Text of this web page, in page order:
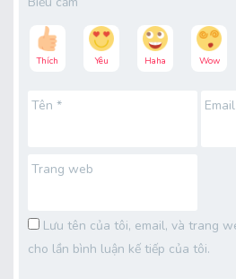
Thích Yêu Haha Wow
Tên *
Trang web
Lưu tên của tôi, email, và trang
cho lần bình luận kế tiếp của tôi.